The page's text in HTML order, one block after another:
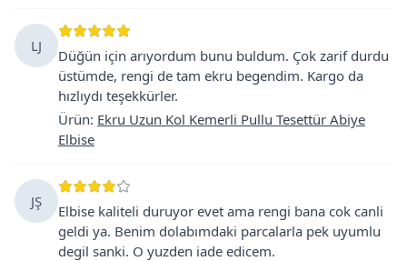
LJ
Düğün için arıyordum bunu buldum. Çok zarif durdu
üstümde, rengi de tam ekru begendim. Kargo da
hızlıydı teşekkürler.
Ürün: Ekru Uzun Kol Kemerli Pullu Tesettür Abiye
Elbise
JŞ
Elbise kaliteli duruyor evet ama rengi bana cok canli
geldi ya. Benim dolabımdaki parcalarla pek uyumlu
degil sanki. O yuzden iade edicem.